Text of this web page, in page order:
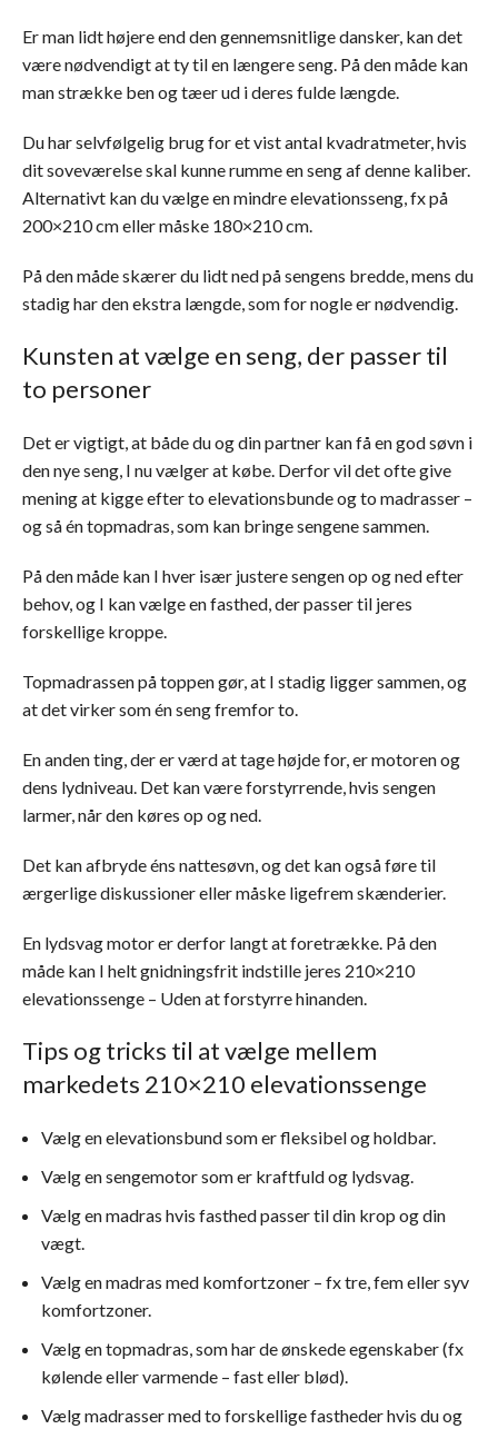
Er man lidt højere end den gennemsnitlige dansker, kan det
være nødvendigt at ty til en længere seng. På den måde kan
man strække ben og tæer ud i deres fulde længde.
Du har selvfølgelig brug for et vist antal kvadratmeter, hvis
dit soveværelse skal kunne rumme en seng af denne kaliber.
Alternativt kan du vælge en mindre elevationsseng, fx på
200×210 cm eller måske 180×210 cm.
På den måde skærer du lidt ned på sengens bredde, mens du
stadig har den ekstra længde, som for nogle er nødvendig.
Kunsten at vælge en seng, der passer til
to personer
Det er vigtigt, at både du og din partner kan få en god søvn i
den nye seng, I nu vælger at købe. Derfor vil det ofte give
mening at kigge efter to elevationsbunde og to madrasser –
og så én topmadras, som kan bringe sengene sammen.
På den måde kan I hver især justere sengen op og ned efter
behov, og I kan vælge en fasthed, der passer til jeres
forskellige kroppe.
Topmadrassen på toppen gør, at I stadig ligger sammen, og
at det virker som én seng fremfor to.
En anden ting, der er værd at tage højde for, er motoren og
dens lydniveau. Det kan være forstyrrende, hvis sengen
larmer, når den køres op og ned.
Det kan afbryde éns nattesøvn, og det kan også føre til
ærgerlige diskussioner eller måske ligefrem skænderier.
En lydsvag motor er derfor langt at foretrække. På den
måde kan I helt gnidningsfrit indstille jeres 210×210
elevationssenge – Uden at forstyrre hinanden.
Tips og tricks til at vælge mellem
markedets 210×210 elevationssenge
Vælg en elevationsbund som er fleksibel og holdbar.
Vælg en sengemotor som er kraftfuld og lydsvag.
Vælg en madras hvis fasthed passer til din krop og din
vægt.
Vælg en madras med komfortzoner – fx tre, fem eller syv
komfortzoner.
Vælg en topmadras, som har de ønskede egenskaber (fx
kølende eller varmende – fast eller blød).
Vælg madrasser med to forskellige fastheder hvis du og